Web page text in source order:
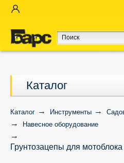
Каталог
Каталог Инструменты
Навесное оборудование
Грунтозацепы для